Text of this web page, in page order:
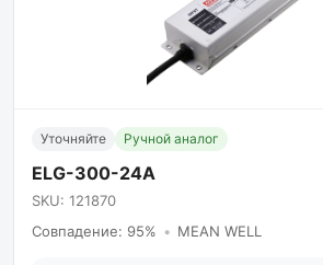
Уточняйте Ручной аналог
ELG-300-24A
SKU: 121870
Совпадение: 95% • MEAN WELL